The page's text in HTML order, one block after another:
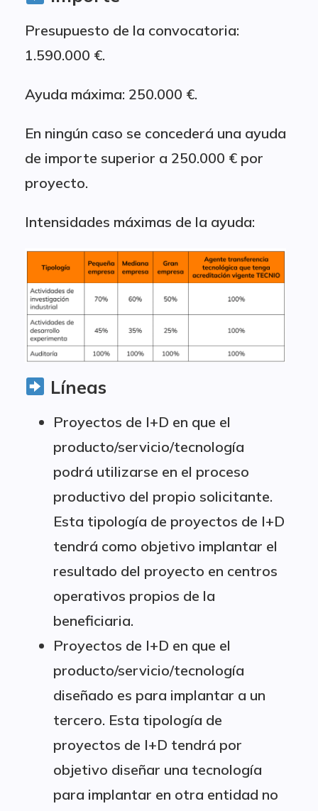
Presupuesto de la convocatoria:
1.590.000 €.
Ayuda máxima: 250.000 €.
En ningún caso se concederá una ayuda
de importe superior a 250.000 € por
proyecto.
Intensidades máximas de la ayuda:
Líneas
Proyectos de I+D en que el
producto/servicio/tecnología
podrá utilizarse en el proceso
productivo del propio solicitante.
Esta tipología de proyectos de I+D
tendrá como objetivo implantar el
resultado del proyecto en centros
operativos propios de la
beneficiaria.
Proyectos de I+D en que el
producto/servicio/tecnología
diseñado es para implantar a un
tercero. Esta tipología de
proyectos de I+D tendrá por
objetivo diseñar una tecnología
para implantar en otra entidad no